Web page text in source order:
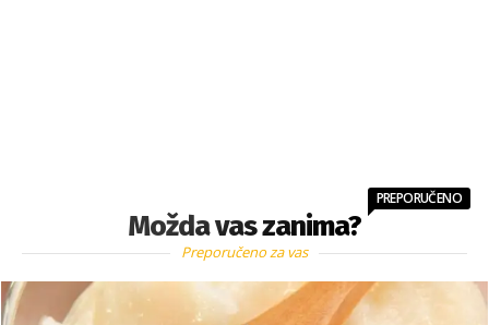
Možda vas zanima?
PREPORUČENO
Preporučeno za vas